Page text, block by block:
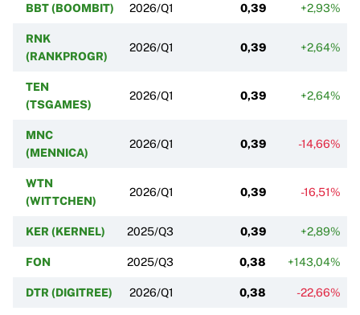
BBT (BOOMBIT) 2026/Q1 0,39 +2,93%
RNK
(RANKPROGR)
2026/Q1 0,39 +2,64%
TEN
(TSGAMES)
2026/Q1 0,39 +2,64%
MNC
(MENNICA)
2026/Q1 0,39 -14,66%
WTN
(WITTCHEN)
2026/Q1 0,39 -16,51%
KER (KERNEL) 2025/Q3 0,39 +2,89%
FON 2025/Q3 0,38 +143,04%
DTR (DIGITREE) 2026/Q1 0,38 -22,66%